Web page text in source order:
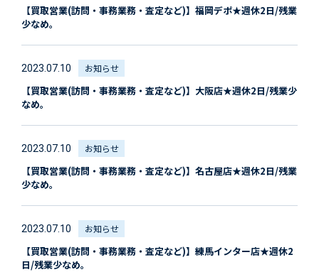
【買取営業(訪問・事務業務・査定など)】福岡デポ★週休2日/残業
少なめ。
2023.07.10 お知らせ
【買取営業(訪問・事務業務・査定など)】大阪店★週休2日/残業少
なめ。
2023.07.10 お知らせ
【買取営業(訪問・事務業務・査定など)】名古屋店★週休2日/残業
少なめ。
2023.07.10 お知らせ
【買取営業(訪問・事務業務・査定など)】練馬インター店★週休2
日/残業少なめ。